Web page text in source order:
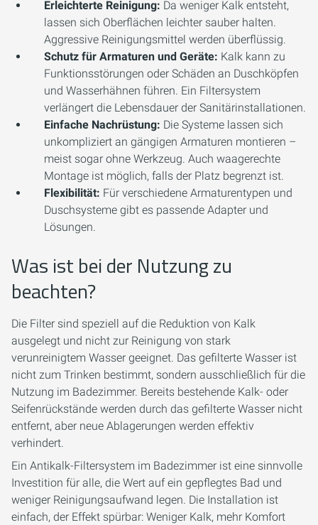
Erleichterte Reinigung: Da weniger Kalk entsteht,
lassen sich Oberflächen leichter sauber halten.
Aggressive Reinigungsmittel werden überflüssig.
Schutz für Armaturen und Geräte: Kalk kann zu
Funktionsstörungen oder Schäden an Duschköpfen
und Wasserhähnen führen. Ein Filtersystem
verlängert die Lebensdauer der Sanitärinstallationen.
Einfache Nachrüstung: Die Systeme lassen sich
unkompliziert an gängigen Armaturen montieren –
meist sogar ohne Werkzeug. Auch waagerechte
Montage ist möglich, falls der Platz begrenzt ist.
Flexibilität: Für verschiedene Armaturentypen und
Duschsysteme gibt es passende Adapter und
Lösungen.
Was ist bei der Nutzung zu
beachten?
Die Filter sind speziell auf die Reduktion von Kalk
ausgelegt und nicht zur Reinigung von stark
verunreinigtem Wasser geeignet. Das gefilterte Wasser ist
nicht zum Trinken bestimmt, sondern ausschließlich für die
Nutzung im Badezimmer. Bereits bestehende Kalk- oder
Seifenrückstände werden durch das gefilterte Wasser nicht
entfernt, aber neue Ablagerungen werden effektiv
verhindert.
Ein Antikalk-Filtersystem im Badezimmer ist eine sinnvolle
Investition für alle, die Wert auf ein gepflegtes Bad und
weniger Reinigungsaufwand legen. Die Installation ist
einfach, der Effekt spürbar: Weniger Kalk, mehr Komfort